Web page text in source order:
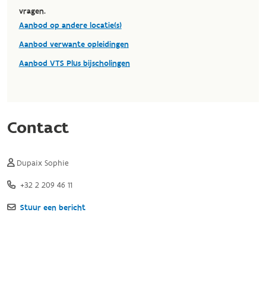
vragen.
Aanbod op andere locatie(s)
Aanbod verwante opleidingen
Aanbod VTS Plus bijscholingen
Contact
Dupaix Sophie
+32 2 209 46 11
Stuur een bericht